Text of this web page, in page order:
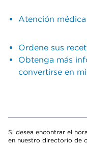
Atención
Ordene sus
Obtenga más
convertirse en
Si desea encontrar el
en nuestro directorio de